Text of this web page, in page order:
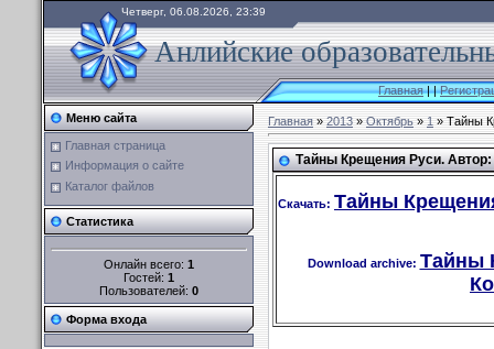
Четверг, 06.08.2026, 23:39
Анлийские
Главная||
Меню сайта
Главная страница
Информация о сайте
Каталог файлов
Статистика
Онлайн всего: 1
Гостей: 1
Пользователей: 0
Форма входа
Главная»2013 » Октябрь » 1» Тайны
Тайны Крещения Руси.
Скачать: Тайны
Download archive: Тайны